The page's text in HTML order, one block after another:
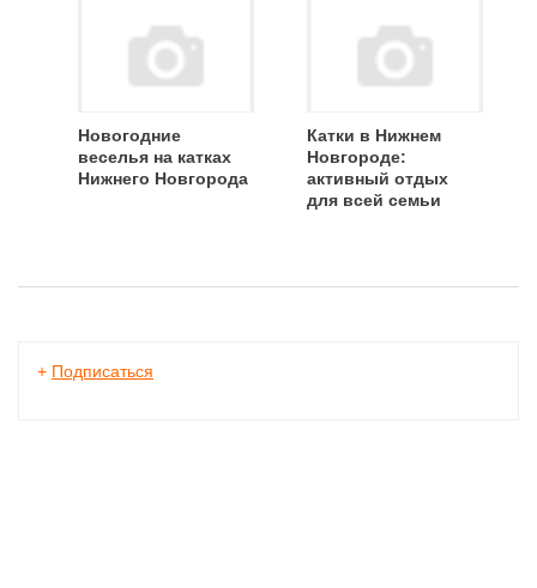
Новогодние
веселья на катках
Нижнего Новгорода
Катки в Нижнем
Новгороде:
активный отдых
для всей семьи
+ Подписаться